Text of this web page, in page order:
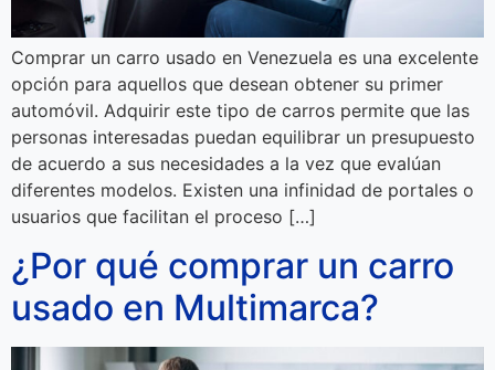
Comprar un carro usado en Venezuela es una excelente
opción para aquellos que desean obtener su primer
automóvil. Adquirir este tipo de carros permite que las
personas interesadas puedan equilibrar un presupuesto
de acuerdo a sus necesidades a la vez que evalúan
diferentes modelos. Existen una infinidad de portales o
usuarios que facilitan el proceso […]
¿Por qué comprar un carro
usado en Multimarca?